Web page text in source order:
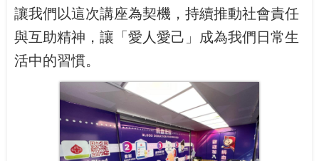
讓我們以這次講座為契機，持續推動社會責任
與互助精神，讓「愛人愛己」成為我們日常生
活中的習慣。